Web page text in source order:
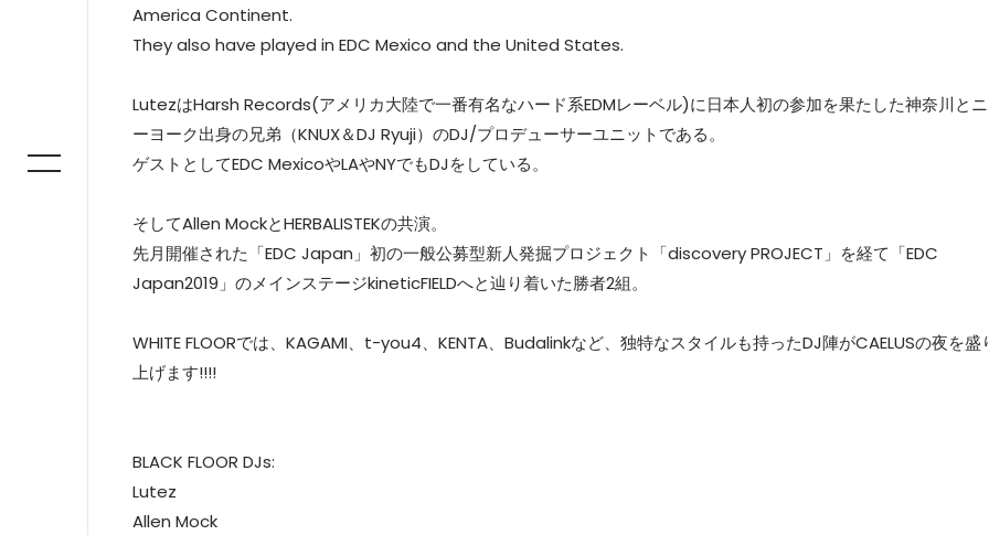
America Continent.
They also have played in EDC Mexico and the United States.
LutezはHarsh Records(アメリカ大陸で一番有名なハード系EDMレーベル)に日本人初の参加を果たした神奈川と
ーヨーク出身の兄弟（KNUX＆DJ Ryuji）のDJ/プロデューサーユニットである。
ゲストとしてEDC MexicoやLAやNYでもDJをしている。
そしてAllen MockとHERBALISTEKの共演。
先月開催された「EDC Japan」初の一般公募型新人発掘プロジェクト「discovery PROJECT」を経て「EDC
Japan2019」のメインステージkineticFIELDへと辿り着いた勝者2組。
WHITE FLOORでは、KAGAMI、t-you4、KENTA、Budalinkなど、独特なスタイルも持ったDJ陣がCAELUSの夜を盛
上げます!!!!
BLACK FLOOR DJs:
Lutez
Allen Mock